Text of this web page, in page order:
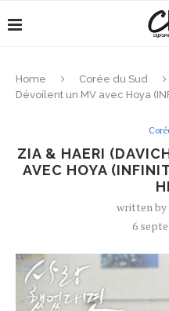
Home Corée du Sud
Dévoilent un MV avec Hoya
ZIA & HAERI
AVEC HOYA
written by
6